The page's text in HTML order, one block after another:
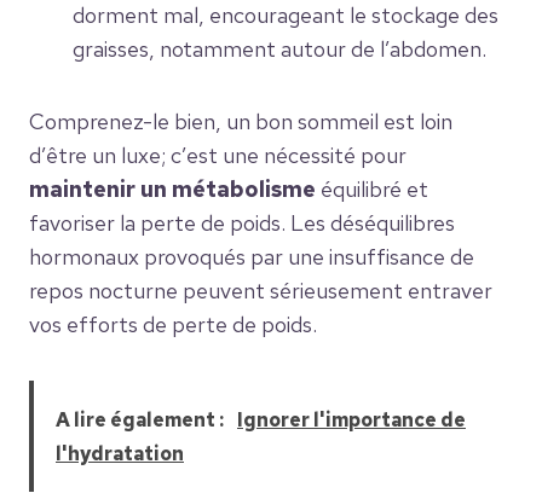
dorment mal, encourageant le stockage des
graisses, notamment autour de l’abdomen.
Comprenez-le bien, un bon sommeil est loin
d’être un luxe; c’est une nécessité pour
maintenir un métabolisme équilibré et
favoriser la perte de poids. Les déséquilibres
hormonaux provoqués par une insuffisance de
repos nocturne peuvent sérieusement entraver
vos efforts de perte de poids.
A lire également : Ignorer l'importance de
l'hydratation